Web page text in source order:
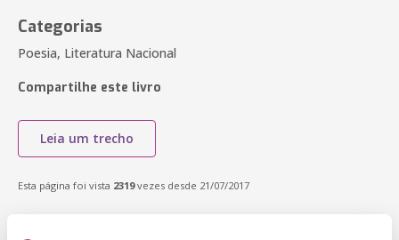
Categorias
Poesia, Literatura Nacional
Compartilhe este livro
Leia um trecho
Esta página foi vista 2319vezes desde 21/07/2017